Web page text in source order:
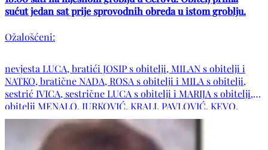
sućut jedan sat prije sprovodnih obreda u istom groblju.
Ožalošćeni:
nevjesta LUCA, bratići JOSIP s obitelji, MILAN s obitelji i
NATKO, bratične NADA, ROSA s obitelji i MILA s obitelji,
sestrić IVICA, sestrične LUCA s obitelji i MARIJA s obitelji,
obitelji MENALO, JURKOVIĆ, KRALJ, PAVLOVIĆ, KEVO,
MARTIĆ te ostala rodbina i prijatelji. POČIVALA U MIRU